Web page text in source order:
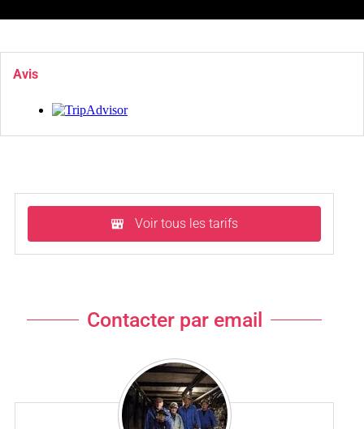
Avis
Voir tous les tarifs
Contacter par email